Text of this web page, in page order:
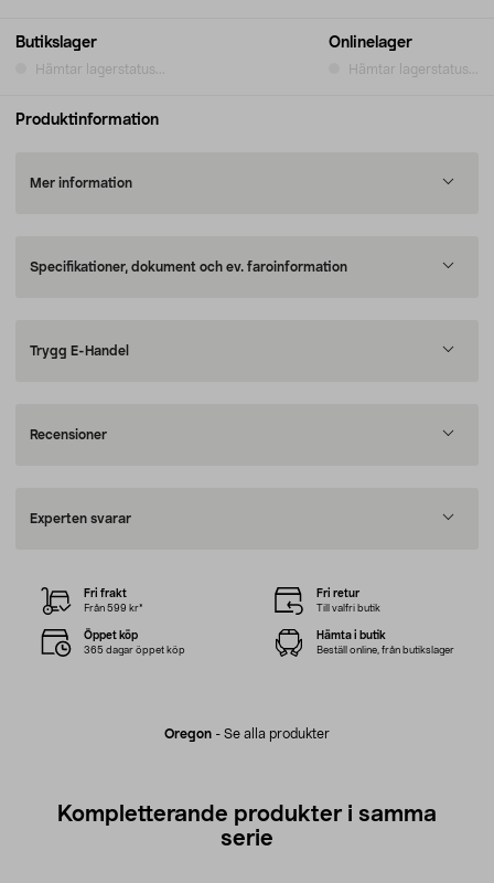
Butikslager
Hämtar lagerstatus...
Onlinelager
Hämtar lagerstatus...
Produktinformation
Mer information
Specifikationer, dokument och ev. faroinformation
Trygg E-Handel
Recensioner
Experten svarar
Oregon - Se alla produkter
Fri frakt
Från 599 kr*
Fri retur
Till valfri butik
Öppet köp
365 dagar öppet köp
Hämta i butik
Beställ online, från butikslager
Kompletterande produkter i samma
serie